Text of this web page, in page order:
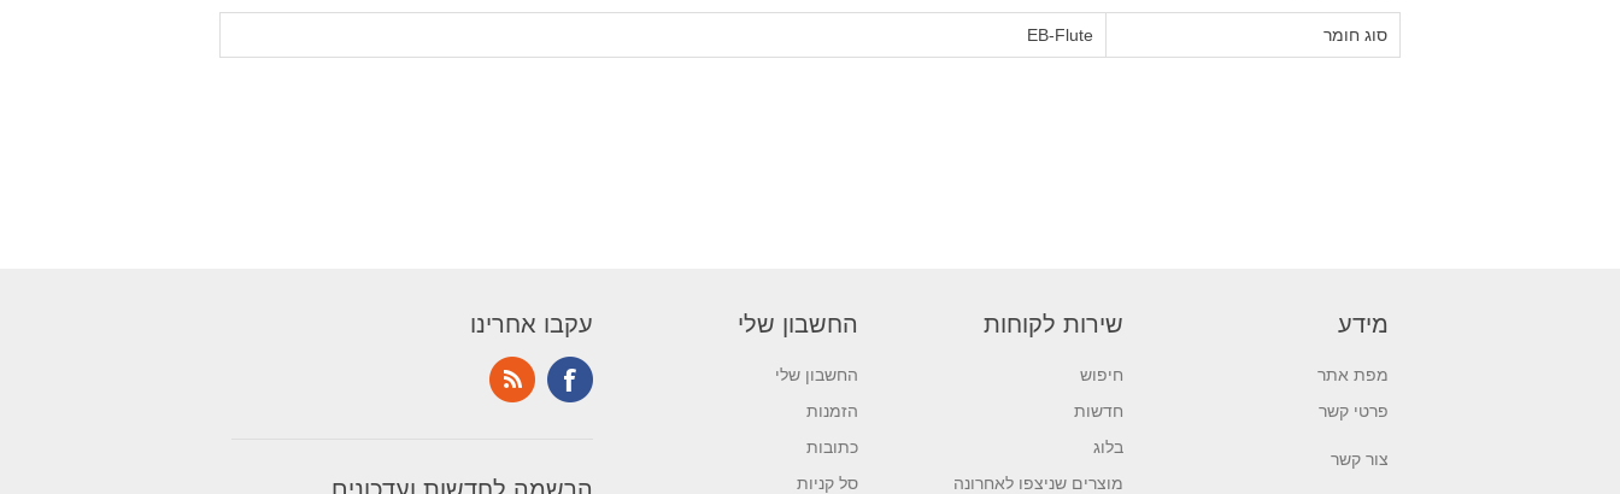
סוג חומר EB-Flute
מידע
מפת אתר
פרטי קשר
צור קשר
שירות לקוחות
חיפוש
חדשות
בלוג
מוצרים שניצפו לאחרונה
החשבון שלי
החשבון שלי
הזמנות
כתובות
סל קניות
עקבו אחרינו